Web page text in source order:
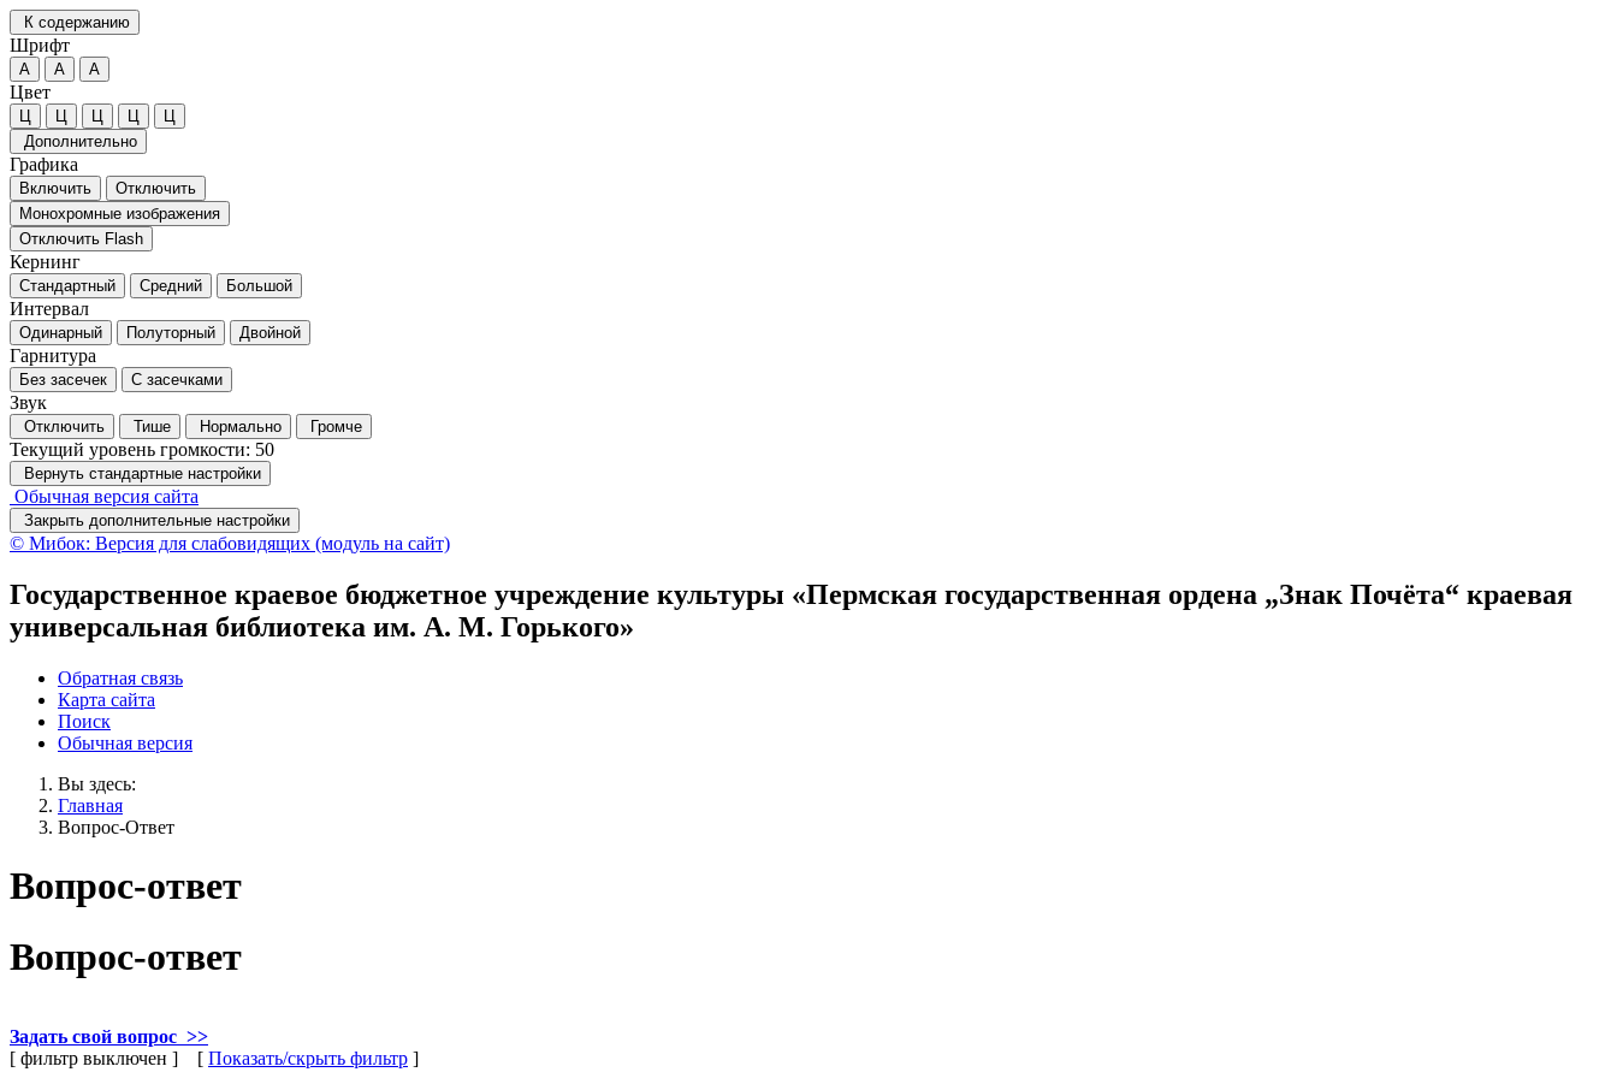
К содержанию
Шрифт
А А А
Цвет
Ц Ц Ц Ц
Ц
Дополнительно
Графика
Включить
Отключить
Монохромные изображения
Отключить Flash
Кернинг
Стандартный Средний Большой
Интервал
Одинарный Полуторный Двойной
Гарнитура
Без засечек С засечками
Звук
Отключить Тише Нормально Громче
Текущий уровень громкости: 50
Вернуть стандартные настройки
Обычная версия сайта
Закрыть дополнительные настройки
© Мибок: Версия для слабовидящих (модуль на сайт)
Государственное краевое бюджетное учреждение культуры «Пермская государственная ордена „Знак Почёта“ краевая
универсальная библиотека им. А. М. Горького»
Обратная связь
Карта сайта
Поиск
Обычная версия
Вы здесь:
Главная
Вопрос-Ответ
Вопрос-ответ
Вопрос-ответ
Задать свой вопрос >>
[ фильтр выключен ] [ Показать/скрыть фильтр ]